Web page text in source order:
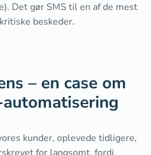
Det gør SMS til en af de mest
beskeder.
– en case om
kunder, oplevede tidligere,